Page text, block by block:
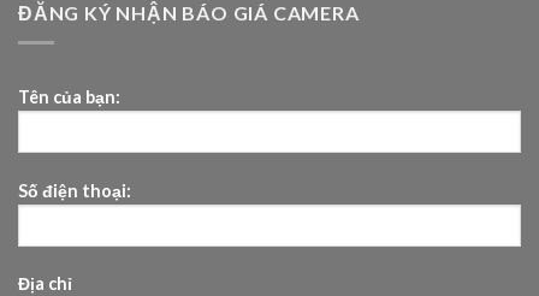
ĐĂNG KÝ NHẬN BÁO GIÁ CAMERA
Tên của bạn:
Số điện thoại:
Địa chỉ